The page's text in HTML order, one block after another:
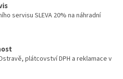
servisu SLEVA 20% na náhradní
plátcovství DPH a reklamace v